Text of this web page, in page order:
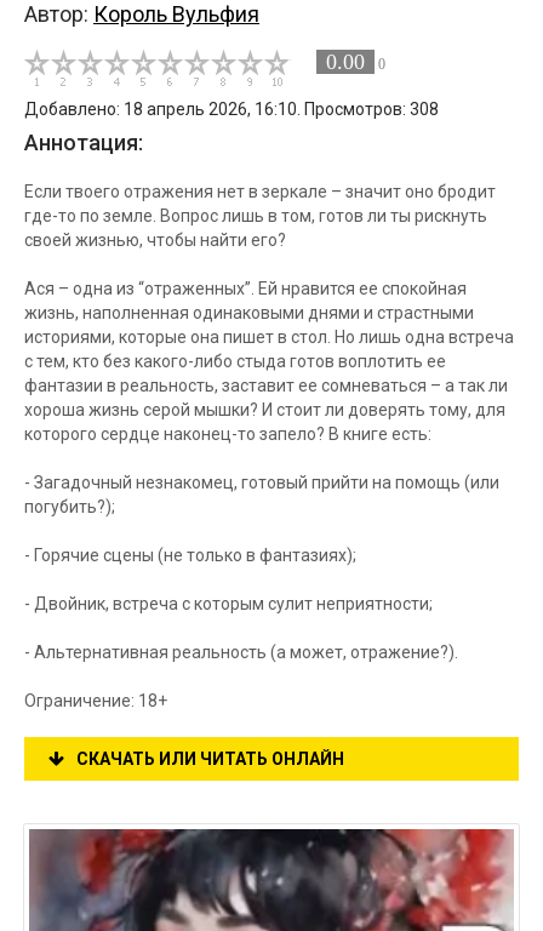
Автор: Король Вульфия
0.00 0
Добавлено: 18 апрель 2026, 16:10. Просмотров: 308
Аннотация:
Если твоего отражения нет в зеркале – значит оно бродит
где-то по земле. Вопрос лишь в том, готов ли ты рискнуть
своей жизнью, чтобы найти его?
Ася – одна из “отраженных”. Ей нравится ее спокойная
жизнь, наполненная одинаковыми днями и страстными
историями, которые она пишет в стол. Но лишь одна встреча
с тем, кто без какого-либо стыда готов воплотить ее
фантазии в реальность, заставит ее сомневаться – а так ли
хороша жизнь серой мышки? И стоит ли доверять тому, для
которого сердце наконец-то запело? В книге есть:
- Загадочный незнакомец, готовый прийти на помощь (или
погубить?);
- Горячие сцены (не только в фантазиях);
- Двойник, встреча с которым сулит неприятности;
- Альтернативная реальность (а может, отражение?).
Ограничение: 18+
СКАЧАТЬ ИЛИ ЧИТАТЬ ОНЛАЙН